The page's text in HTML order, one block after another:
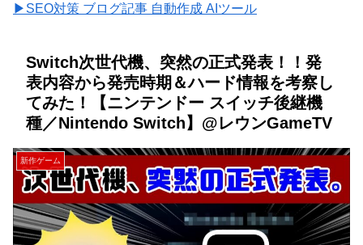
▶SEO対策 ブログ記事 自動作成 AIツール
Switch次世代機、突然の正式発表！！発
表内容から発売時期＆ハード情報を考察し
てみた！【ニンテンドー スイッチ後継機
種／Nintendo Switch】@レウンGameTV
新作ゲーム